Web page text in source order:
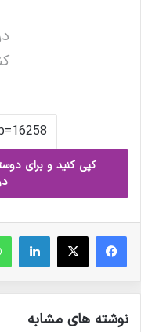
کپی کنید و برای
فیس بوک X
نوشته های مشابه